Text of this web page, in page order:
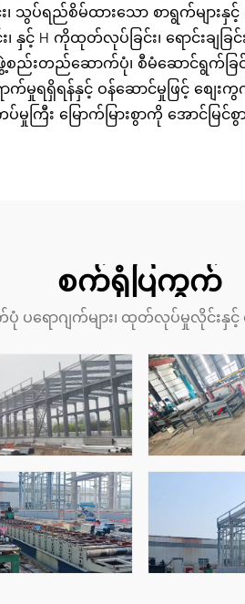
ပ်ရည်စိမ်ထားသော စာရွက်များနှင့်
နှင့် H ကိုထုတ်လုပ်ခြင်း၊ ရောင်းချ
းတည်ဆောက်ပုံ၊ စီမံဆောင်ရွက်ခ
က်မှုရရှိရန်နှင့် ဝန်ဆောင်မှုဖြင့် စျ
ာက်မြားစွာကို အောင်မြင်စွာ ပြီ
စက်ရုံပြကွက်
ောဂျက်များ၊ ထုတ်လုပ်မှုလိုင်းနှင့်